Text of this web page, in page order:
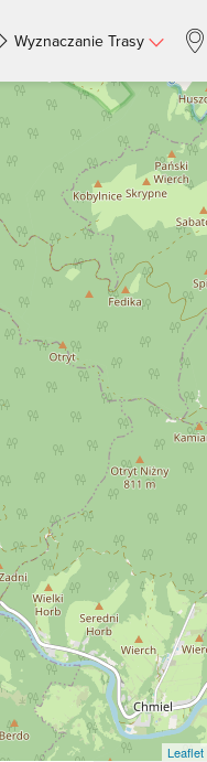
Wyznaczanie Trasy
Leaflet